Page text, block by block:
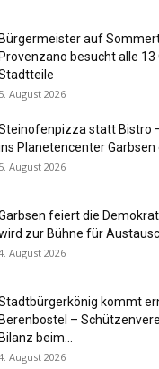
auf
besucht alle 13
5. August 2026
statt Bistro
Planetencenter Garbsen
5. August 2026
feiert die
zur Bühne für
August 2026
kommt
–
beim...
August 2026